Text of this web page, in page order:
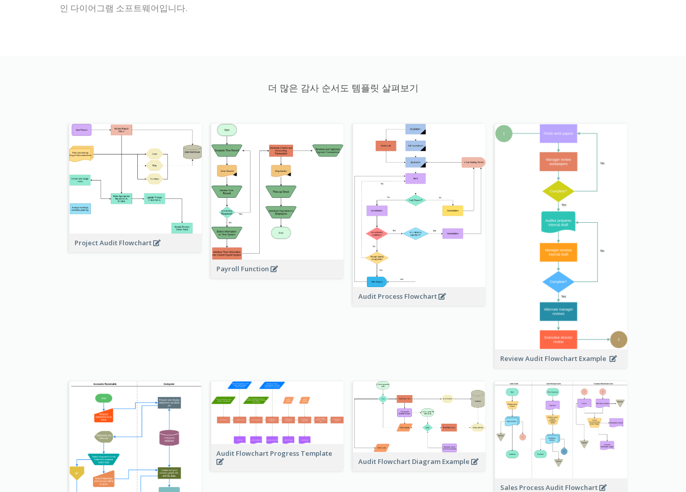
인 다이어그램 소프트웨어입니다.
더 많은 감사 순서도 템플릿 살펴보기
Project Audit Flowchart
Payroll Function
Audit Process Flowchart
Review Audit Flowchart Example
Audit Flowchart Progress Template
Audit Flowchart Diagram Example
Sales Process Audit Flowchart